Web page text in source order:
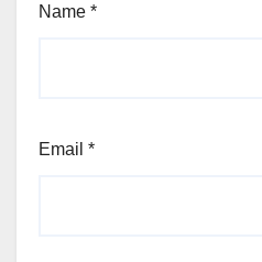
Name *
Email *